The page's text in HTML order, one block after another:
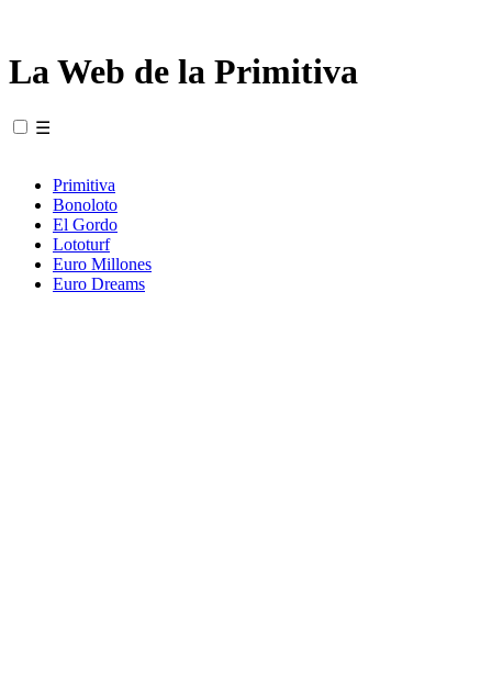
La Web de la Primitiva
☰
Primitiva
Bonoloto
El Gordo
Lototurf
Euro Millones
Euro Dreams